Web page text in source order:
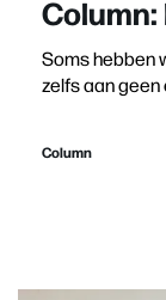
Soms hebben
zelfs aan geen
Column